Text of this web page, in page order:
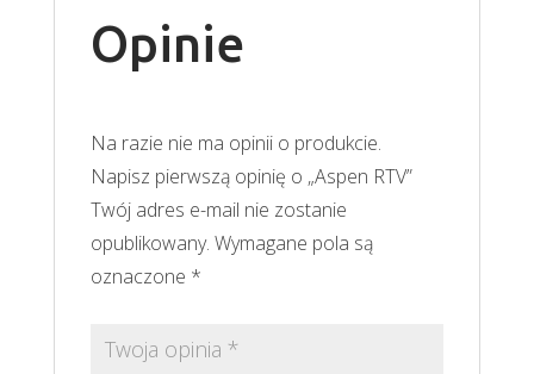
Opinie
Na razie nie ma opinii o produkcie.
Napisz pierwszą opinię o „Aspen RTV”
Twój adres e-mail nie zostanie
opublikowany. Wymagane pola są
oznaczone *